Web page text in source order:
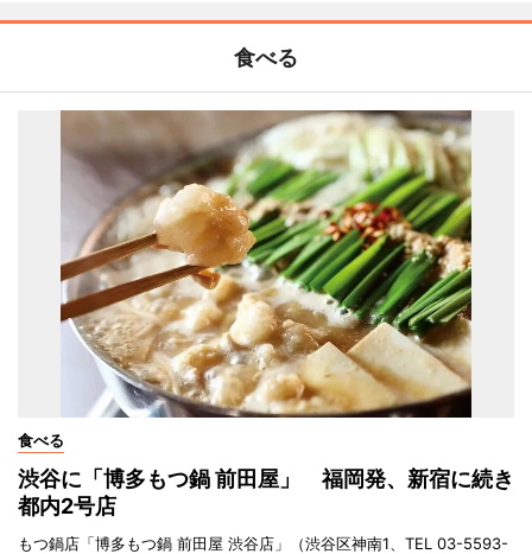
食べる
食べる
渋谷に「博多もつ鍋 前田屋」 福岡発、新宿に続き
都内2号店
もつ鍋店「博多もつ鍋 前田屋 渋谷店」（渋谷区神南1、TEL 03-5593-